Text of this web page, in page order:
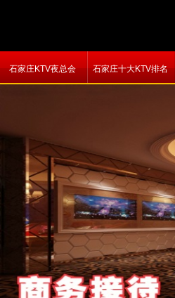
石家庄KTV夜总会 石家庄十大KTV排名